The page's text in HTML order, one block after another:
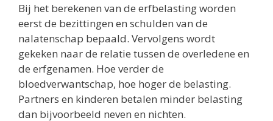
Bij het berekenen van de erfbelasting worden
eerst de bezittingen en schulden van de
nalatenschap bepaald. Vervolgens wordt
gekeken naar de relatie tussen de overledene en
de erfgenamen. Hoe verder de
bloedverwantschap, hoe hoger de belasting.
Partners en kinderen betalen minder belasting
dan bijvoorbeeld neven en nichten.